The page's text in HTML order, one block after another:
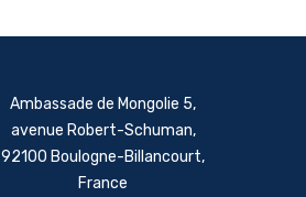
Ambassade de Mongolie 5,
avenue Robert-Schuman,
92100 Boulogne-Billancourt,
France